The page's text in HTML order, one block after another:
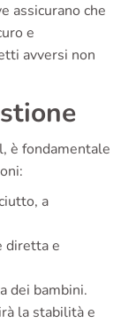
assicurano che
e
avversi non
è fondamentale
a
diretta e
dei bambini.
la stabilità e